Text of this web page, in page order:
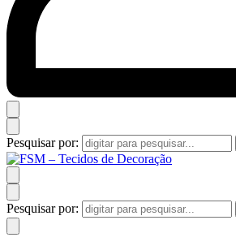
Pesquisar por:
Pesquisar por: